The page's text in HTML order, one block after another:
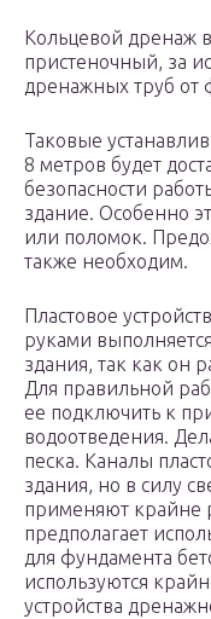
Кольцевой дренаж
пристеночный, за
дренажных труб от
Таковые
8 метров будет
безопасности
здание. Особенно
или поломок.
также необходим.
Пластовое
руками
здания, так как он
Для правильной
ее подключить к
водоотведения.
песка. Каналы
здания, но в силу
применяют крайне
предполагает
для фундамента
используются
устройства